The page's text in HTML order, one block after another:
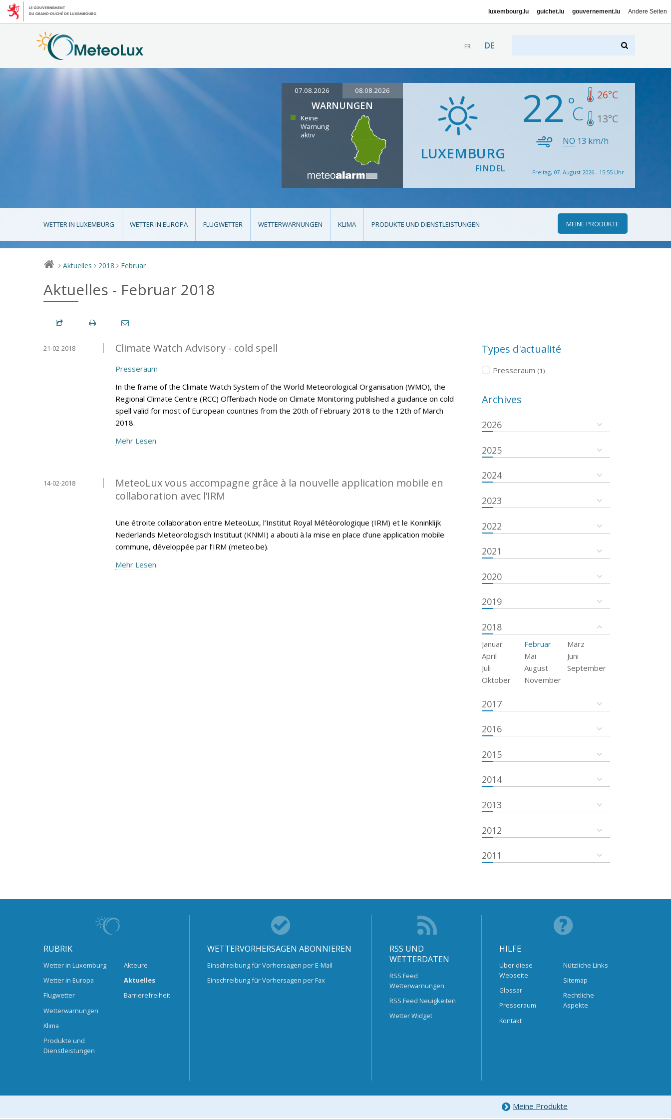
luxembourg.lu guichet.lu gouvernement.lu Andere Seiten
FR DE
07.08.2026 08.08.2026
WARNUNGEN
Keine
Warnung
aktiv
LUXEMBURG
FINDEL
22 26°C
13°C
NO 13 km/h
Freitag, 07. August 2026 - 15:55 Uhr
WETTER IN LUXEMBURG WETTER IN EUROPA FLUGWETTER WETTERWARNUNGEN KLIMA PRODUKTE UND DIENSTLEISTUNGEN MEINE PRODUKTE
> Aktuelles > 2018 > Februar
Aktuelles - Februar 2018
Climate Watch Advisory - cold spell
21-02-2018
Presseraum
In the frame of the Climate Watch System of the World Meteorological Organisation (WMO), the
Regional Climate Centre (RCC) Offenbach Node on Climate Monitoring published a guidance on cold
spell valid for most of European countries from the 20th of February 2018 to the 12th of March
2018.
Mehr Lesen
MeteoLux vous accompagne grâce à la nouvelle application mobile en
collaboration avec l’IRM
14-02-2018
Une étroite collaboration entre MeteoLux, l’Institut Royal Météorologique (IRM) et le Koninklijk
Nederlands Meteorologisch Instituut (KNMI) a abouti à la mise en place d’une application mobile
commune, développée par l’IRM (meteo.be).
Mehr Lesen
Types d'actualité
Presseraum (1)
Archives
2026
2025
2024
2023
2022
2021
2020
2019
2018
Januar Februar
März
April
Mai
Juni
Juli
August
September
Oktober
November
2017
2016
2015
2014
2013
2012
2011
RUBRIK
Wetter in Luxemburg
Wetter in Europa
Flugwetter
Wetterwarnungen
Klima
Produkte und
Dienstleistungen
Akteure
Aktuelles
Barrierefreiheit
WETTERVORHERSAGEN ABONNIEREN
Einschreibung für Vorhersagen per E-Mail
Einschreibung für Vorhersagen per Fax
RSS UND
WETTERDATEN
RSS Feed
Wetterwarnungen
RSS Feed Neuigkeiten
Wetter Widget
HILFE
Über diese
Webseite
Glossar
Presseraum
Kontakt
Nützliche Links
Sitemap
Rechtliche
Aspekte
Meine Produkte